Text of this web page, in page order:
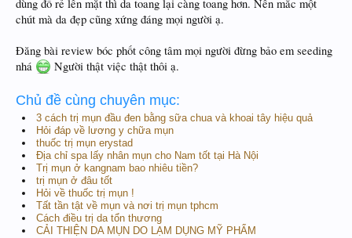
dùng đồ rẻ lên mặt thì da toang lại càng toang hơn. Nên mắc một
chút mà da đẹp cũng xứng đáng mọi người ạ.
Đăng bài review bóc phốt công tâm mọi người đừng bảo em seeding
nhá
Người thật việc thật thôi ạ.
Chủ đề cùng chuyên mục:
3 cách trị mụn đầu đen bằng sữa chua và khoai tây hiệu quả
Hỏi đáp về lương y chữa mụn
thuốc trị mụn erystad
Địa chỉ spa lấy nhân mụn cho Nam tốt tại Hà Nội
Trị mụn ở kangnam bao nhiêu tiền?
trị mụn ở đâu tốt
Hỏi về thuốc trị mụn !
Tất tần tật về mụn và nơi trị mụn tphcm
Cách điều trị da tổn thương
CẢI THIỆN DA MỤN DO LẠM DỤNG MỸ PHẨM